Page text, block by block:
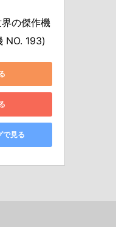
の傑作機
NO. 193)
で見る